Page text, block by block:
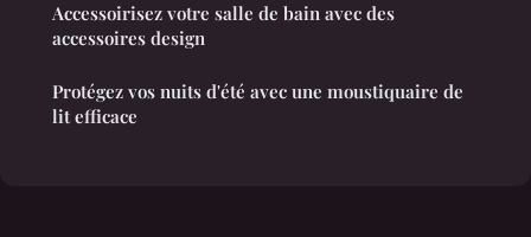
Accessoirisez votre salle de bain avec des
accessoires design
Protégez vos nuits d'été avec une moustiquaire de
lit efficace